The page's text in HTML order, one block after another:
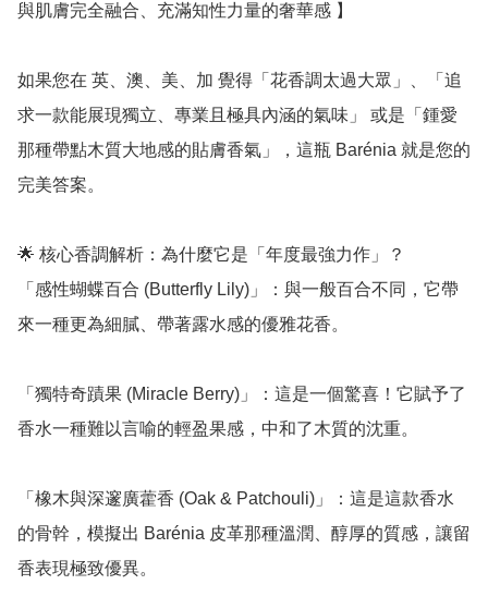
與肌膚完全融合、充滿知性力量的奢華感 】
如果您在 英、澳、美、加 覺得「花香調太過大眾」、「追
求一款能展現獨立、專業且極具內涵的氣味」 或是「鍾愛
那種帶點木質大地感的貼膚香氣」，這瓶 Barénia 就是您的
完美答案。
🌟 核心香調解析：為什麼它是「年度最強力作」？
「感性蝴蝶百合 (Butterfly Lily)」：與一般百合不同，它帶
來一種更為細膩、帶著露水感的優雅花香。
「獨特奇蹟果 (Miracle Berry)」：這是一個驚喜！它賦予了
香水一種難以言喻的輕盈果感，中和了木質的沈重。
「橡木與深邃廣藿香 (Oak & Patchouli)」：這是這款香水
的骨幹，模擬出 Barénia 皮革那種溫潤、醇厚的質感，讓留
香表現極致優異。